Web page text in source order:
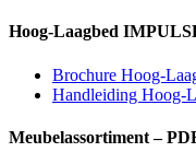
Hoog-Laagbed
Brochure Hoog-
Handleiding Hoog-
Meubelassortiment –